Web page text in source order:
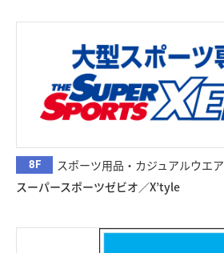
8F
スポーツ用品・カジュアルウエア
スーパースポーツゼビオ／X’tyle